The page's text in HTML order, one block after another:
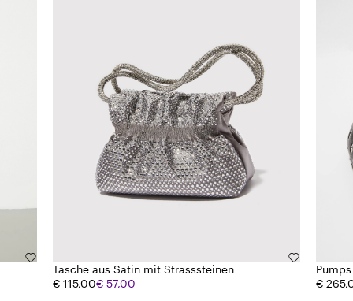
Tasche aus Satin mit Strasssteinen
€ 115,00€ 57,00
€